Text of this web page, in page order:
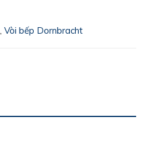
Vòi bếp Dornbracht